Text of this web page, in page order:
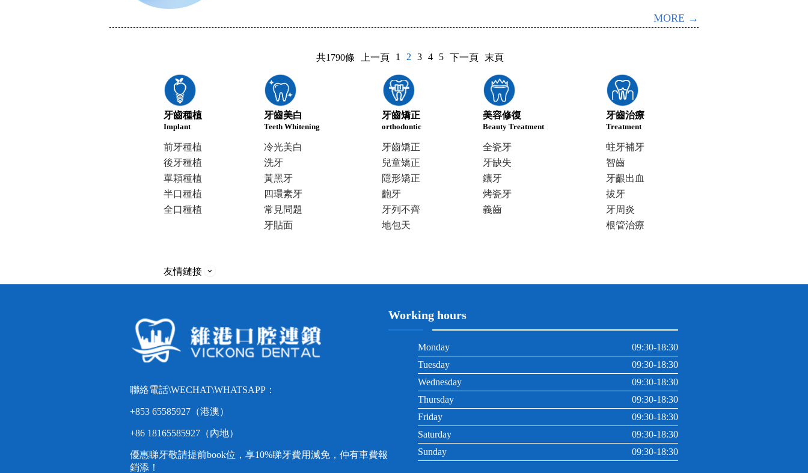
MORE →
共1790條 上一頁 1 2 3 4 5 下一頁 末頁
牙齒種植
Implant
前牙種植
後牙種植
單顆種植
半口種植
全口種植
牙齒美白
Teeth Whitening
冷光美白
洗牙
黃黑牙
四環素牙
常見問題
牙貼面
牙齒矯正
orthodontic
牙齒矯正
兒童矯正
隱形矯正
齙牙
牙列不齊
地包天
美容修復
Beauty Treatment
全瓷牙
牙缺失
鑲牙
烤瓷牙
義齒
牙齒治療
Treatment
蛀牙補牙
智齒
牙齦出血
拔牙
牙周炎
根管治療
友情鏈接
聯絡電話\WECHAT\WHATSAPP：
+853 65585927（港澳）
+86 18165585927（內地）
優惠睇牙敬請提前book位，享10%睇牙費用減免，仲有車費報
銷添！
Working hours
Monday
09:30-18:30
Tuesday
09:30-18:30
Wednesday
09:30-18:30
Thursday
09:30-18:30
Friday
09:30-18:30
Saturday
09:30-18:30
Sunday
09:30-18:30